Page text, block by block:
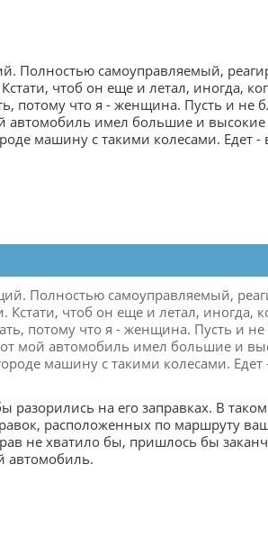
Полностью самоуправляемый,
чтоб он еще и летал, иногда,
потому что я - женщина. Пусть и не
автомобиль имел большие и высокие
машину с такими колесами. Едет -
Полностью самоуправляемый,
чтоб он еще и летал, иногда,
потому что я - женщина. Пусть и
мой автомобиль имел большие и
машину с такими колесами.
на его заправках. В
расположенных по маршруту
не хватило бы, пришлось бы
автомобиль.